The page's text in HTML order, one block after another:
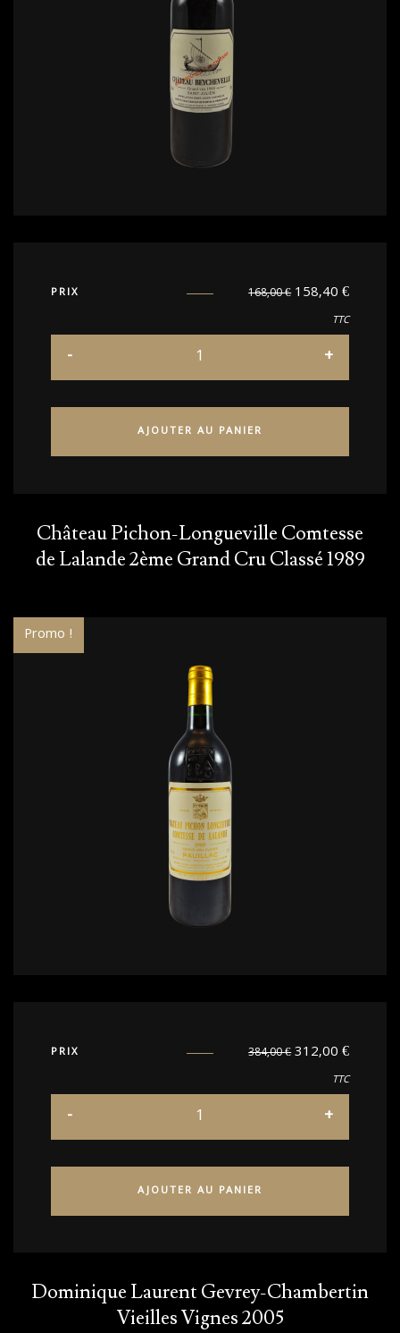
PRIX 168,00€ 158,40€
TTC
AJOUTER AU PANIER
Château Pichon-Longueville Comtesse
de Lalande 2ème Grand Cru Classé 1989
Promo !
PRIX 384,00€312,00€
TTC
AJOUTER AU PANIER
Dominique Laurent Gevrey-Chambertin
Vieilles Vignes 2005